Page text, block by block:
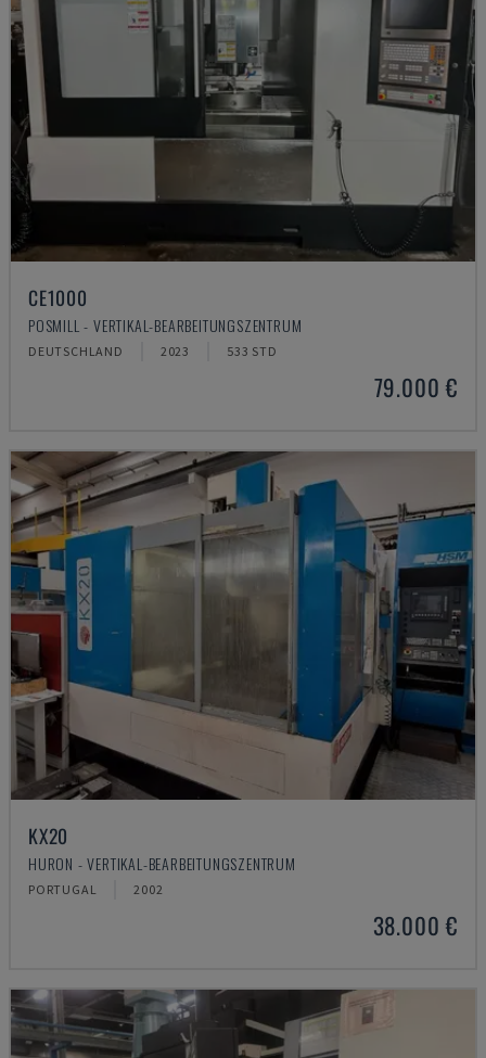
CE1000
POSMILL - VERTIKAL-BEARBEITUNGSZENTRUM
DEUTSCHLAND 2023 533 STD
79.000 €
KX20
HURON - VERTIKAL-BEARBEITUNGSZENTRUM
PORTUGAL 2002
38.000 €